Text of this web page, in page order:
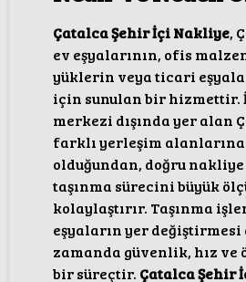
Çatalca Şehir İçi Nakliye,
ev eşyalarının, ofis
yüklerin veya ticari
için sunulan bir hizmettir.
merkezi dışında yer alan
farklı yerleşim
olduğundan, doğru
taşınma sürecini büyük
kolaylaştırır. Taşınma
eşyaların yer değiştirmesi
zamanda güvenlik, hız ve
bir süreçtir. Çatalca Şehir